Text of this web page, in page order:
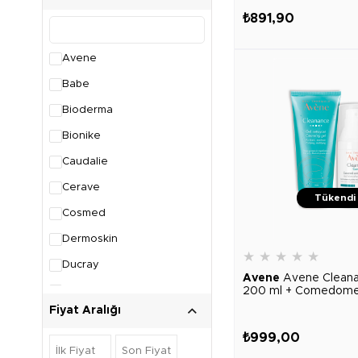
Avene
Babe
Bioderma
Bionike
Caudalie
Cerave
Cosmed
Dermoskin
Ducray
La Roche Posay
Fiyat Aralığı
₺891,90
Tükendi
★ ★ ★ ★ ★
Avene Avene
200 ml +
₺999,00